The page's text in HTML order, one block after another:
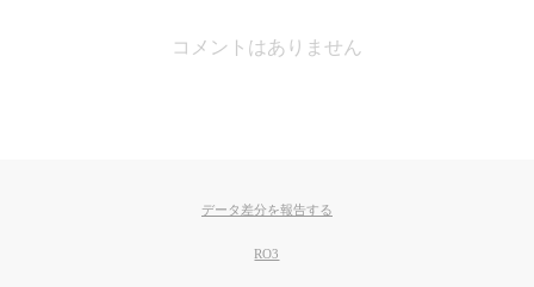
コメントはありません
データ差分を報告する
RO3